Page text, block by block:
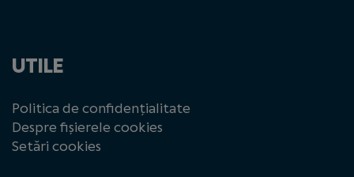
UTILE
Politica de confidențialitate
Despre fișierele cookies
Setări cookies